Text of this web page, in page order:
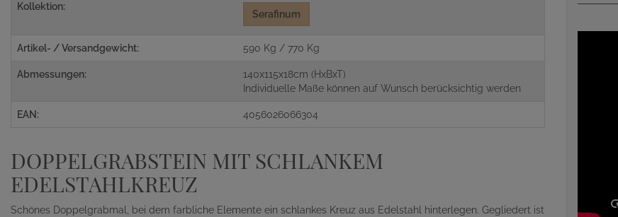
Kollektion:
Serafinum
Artikel- / Versandgewicht: 590 Kg / 770 Kg
Abmessungen:
140x115x18cm (HxBxT)
Individuelle Maße können auf Wunsch berücksichtig werden
EAN: 4056026066304
DOPPELGRABSTEIN MIT SCHLANKEM
EDELSTAHLKREUZ
Schönes Doppelgrabmal, bei dem farbliche Elemente ein schlankes Kreuz aus Edelstahl hinterlegen. Gegliedert ist